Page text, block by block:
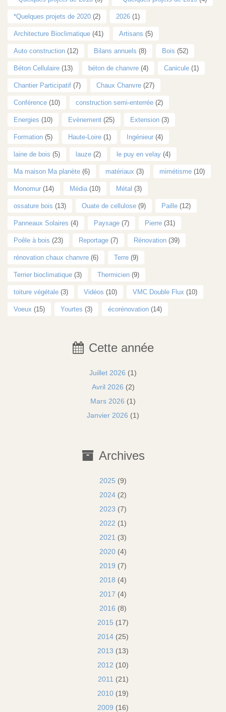
*Quelques projets de 2020 (2) 2026 (1)
Architecture Bioclimatique (41) Artisans (5)
Auto construction (12) Bilans annuels (8) Bois (52)
Béton Cellulaire (13) béton de chanvre (4) Canicule (1)
Chantier Participatif (7) Chaux Chanvre (27)
Conférence (10) construction semi-enterrée (2)
Energies (10) Evènement (25) Extension (3)
Formation (5) Haute-Loire (1) Ingénieur (4)
laine de bois (5) lauze (2) le puy en velay (4)
Ma maison Ma planète (6) matériaux (3) mimétisme (10)
Monomur (14) Média (10) Métal (3)
ossature bois (13) Ouate de cellulose (9) Paille (12)
Panneaux Solaires (4) Paysage (7) Pierre (31)
Poêle à bois (23) Reportage (7) Rénovation (39)
rénovation chaux chanvre (6) Terre (9)
Terrier bioclimatique (3) Thermicien (9)
toiture végétale (3) Vidéos (10) VMC Double Flux (10)
Voeux (15) Yourtes (3) écorénovation (14)
Cette année
Juillet 2026 (1)
Avril 2026 (2)
Mars 2026 (1)
Janvier 2026 (1)
Archives
2025 (9)
2024 (2)
2023 (7)
2022 (1)
2021 (3)
2020 (4)
2019 (7)
2018 (4)
2017 (4)
2016 (8)
2015 (17)
2014 (25)
2013 (13)
2012 (10)
2011 (21)
2010 (19)
2009 (16)